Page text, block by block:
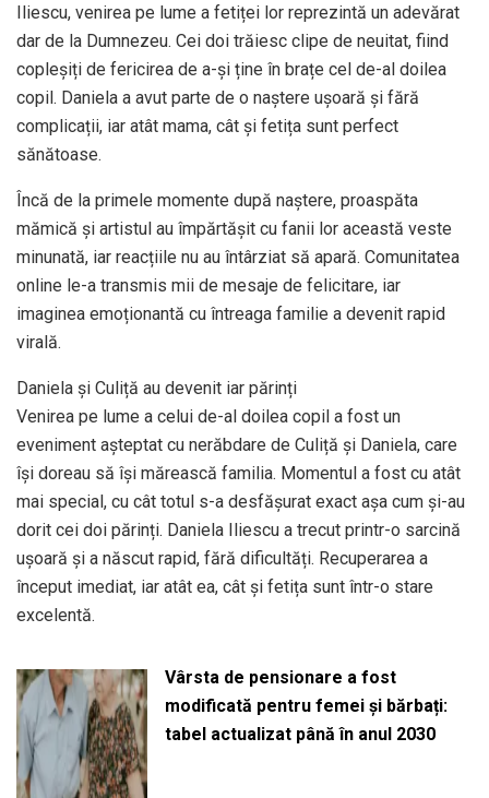
Iliescu, venirea pe lume a fetiței lor reprezintă un adevărat
dar de la Dumnezeu. Cei doi trăiesc clipe de neuitat, fiind
copleșiți de fericirea de a-și ține în brațe cel de-al doilea
copil. Daniela a avut parte de o naștere ușoară și fără
complicații, iar atât mama, cât și fetița sunt perfect
sănătoase.
Încă de la primele momente după naștere, proaspăta
mămică și artistul au împărtășit cu fanii lor această veste
minunată, iar reacțiile nu au întârziat să apară. Comunitatea
online le-a transmis mii de mesaje de felicitare, iar
imaginea emoționantă cu întreaga familie a devenit rapid
virală.
Daniela și Culiță au devenit iar părinți
Venirea pe lume a celui de-al doilea copil a fost un
eveniment așteptat cu nerăbdare de Culiță și Daniela, care
își doreau să își mărească familia. Momentul a fost cu atât
mai special, cu cât totul s-a desfășurat exact așa cum și-au
dorit cei doi părinți. Daniela Iliescu a trecut printr-o sarcină
ușoară și a născut rapid, fără dificultăți. Recuperarea a
început imediat, iar atât ea, cât și fetița sunt într-o stare
excelentă.
Vârsta de pensionare a fost
modificată pentru femei și bărbați:
tabel actualizat până în anul 2030